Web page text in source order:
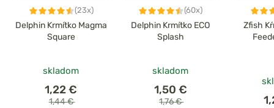
(23x)
Delphin Krmítko Magma
Square
skladom
1,22 €
1,44 €
(60x)
Delphin Krmítko ECO
Splash
skladom
1,50 €
1,76 €
Zfish